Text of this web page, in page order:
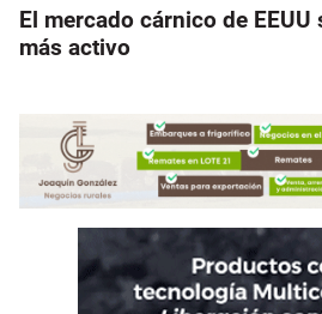
El mercado cárnico de
más activo